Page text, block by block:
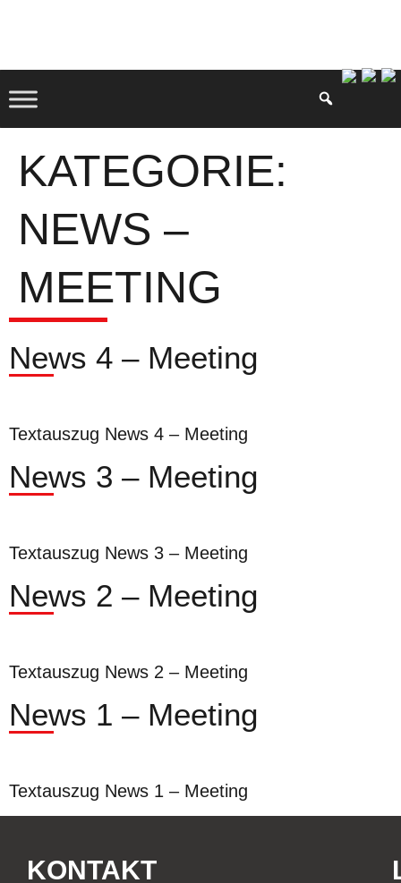
KATEGORIE:
NEWS –
MEETING
News 4 – Meeting
Textauszug News 4 – Meeting
News 3 – Meeting
Textauszug News 3 – Meeting
News 2 – Meeting
Textauszug News 2 – Meeting
News 1 – Meeting
Textauszug News 1 – Meeting
KONTAKT